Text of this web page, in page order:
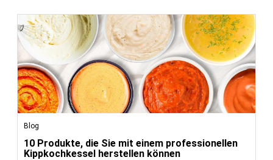
Blog
10 Produkte, die Sie mit einem professionellen
Kippkochkessel herstellen können